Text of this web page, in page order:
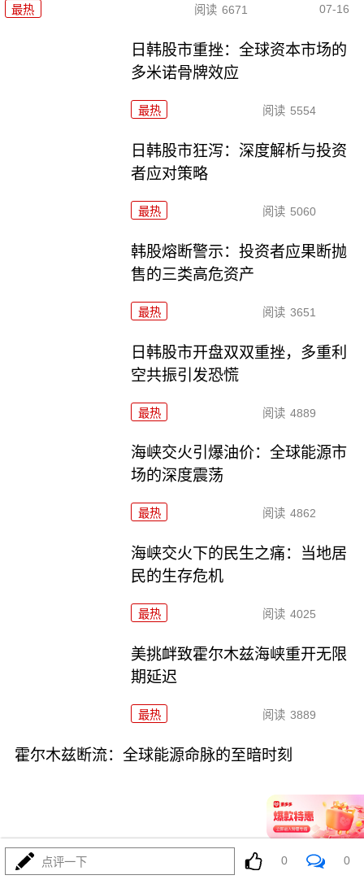
最热 阅读 6671 07-16
日韩股市重挫：全球资本市场的
多米诺骨牌效应
最热 阅读 5554
日韩股市狂泻：深度解析与投资
者应对策略
最热 阅读 5060
韩股熔断警示：投资者应果断抛
售的三类高危资产
最热 阅读 3651
日韩股市开盘双双重挫，多重利
空共振引发恐慌
最热 阅读 4889
海峡交火引爆油价：全球能源市
场的深度震荡
最热 阅读 4862
海峡交火下的民生之痛：当地居
民的生存危机
最热 阅读 4025
美挑衅致霍尔木兹海峡重开无限
期延迟
最热 阅读 3889
霍尔木兹断流：全球能源命脉的至暗时刻
最热 4262 07-15
点评一下 0 0